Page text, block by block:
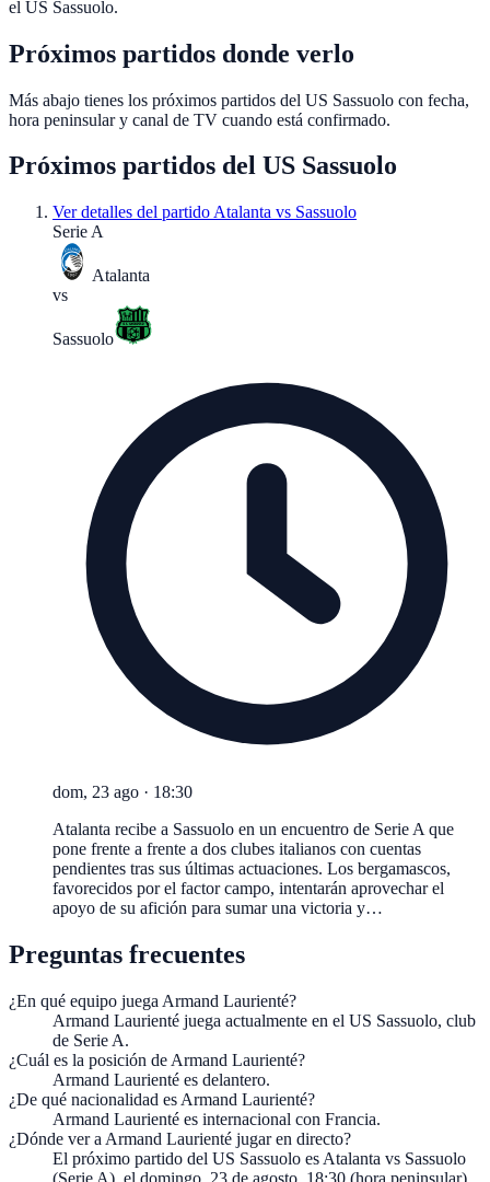
el US Sassuolo.
Próximos partidos donde verlo
Más abajo tienes los próximos partidos del US Sassuolo con fecha,
hora peninsular y canal de TV cuando está confirmado.
Próximos partidos del US Sassuolo
Ver detalles del partido Atalanta vs Sassuolo
Serie A
Atalanta
vs
Sassuolo
dom, 23 ago · 18:30
Atalanta recibe a Sassuolo en un encuentro de Serie A que
pone frente a frente a dos clubes italianos con cuentas
pendientes tras sus últimas actuaciones. Los bergamascos,
favorecidos por el factor campo, intentarán aprovechar el
apoyo de su afición para sumar una victoria y…
Preguntas frecuentes
¿En qué equipo juega Armand Laurienté?
Armand Laurienté juega actualmente en el US Sassuolo, club
de Serie A.
¿Cuál es la posición de Armand Laurienté?
Armand Laurienté es delantero.
¿De qué nacionalidad es Armand Laurienté?
Armand Laurienté es internacional con Francia.
¿Dónde ver a Armand Laurienté jugar en directo?
El próximo partido del US Sassuolo es Atalanta vs Sassuolo